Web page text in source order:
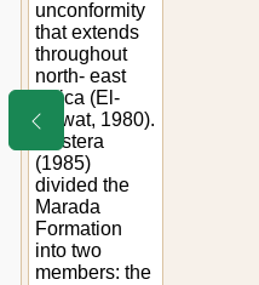
unconformity
that extends
throughout
north- east
Africa (El-
Hawat, 1980).
Mastera
(1985)
divided the
Marada
Formation
into two
members: the